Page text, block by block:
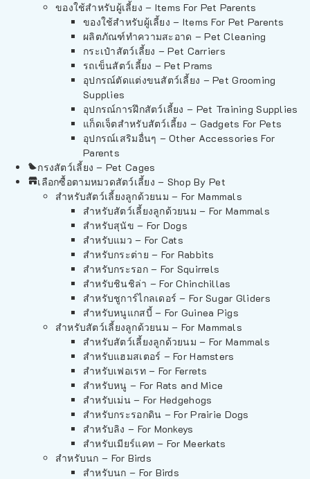
ของใช้สำหรับผู้เลี้ยง – Items For Pet Parents
ของใช้สำหรับผู้เลี้ยง – Items For Pet Parents
ผลิตภัณฑ์ทำความสะอาด – Pet Cleaning
กระเป๋าสัตว์เลี้ยง – Pet Carriers
รถเข็นสัตว์เลี้ยง – Pet Prams
อุปกรณ์ตัดแต่งขนสัตว์เลี้ยง – Pet Grooming
Supplies
อุปกรณ์การฝึกสัตว์เลี้ยง – Pet Training Supplies
แก็ดเจ็ตสำหรับสัตว์เลี้ยง – Gadgets For Pets
อุปกรณ์เสริมอื่นๆ – Other Accessories For
Parents
กรงสัตว์เลี้ยง – Pet Cages
เลือกซื้อตามหมวดสัตว์เลี้ยง – Shop By Pet
สำหรับสัตว์เลี้ยงลูกด้วยนม – For Mammals
สำหรับสัตว์เลี้ยงลูกด้วยนม – For Mammals
สำหรับสุนัข – For Dogs
สำหรับแมว – For Cats
สำหรับกระต่าย – For Rabbits
สำหรับกระรอก – For Squirrels
สำหรับชินชิล่า – For Chinchillas
สำหรับชูการ์ไกลเดอร์ – For Sugar Gliders
สำหรับหนูแกสบี้ – For Guinea Pigs
สำหรับสัตว์เลี้ยงลูกด้วยนม – For Mammals
สำหรับสัตว์เลี้ยงลูกด้วยนม – For Mammals
สำหรับแฮมสเตอร์ – For Hamsters
สำหรับเฟอเรท – For Ferrets
สำหรับหนู – For Rats and Mice
สำหรับเม่น – For Hedgehogs
สำหรับกระรอกดิน – For Prairie Dogs
สำหรับลิง – For Monkeys
สำหรับเมียร์แคท – For Meerkats
สำหรับนก – For Birds
สำหรับนก – For Birds